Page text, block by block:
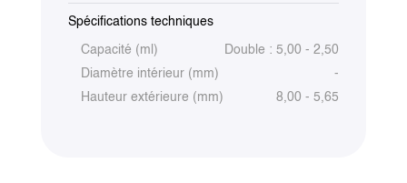
Spécifications techniques
Capacité (ml)
Double : 5,00 - 2,50
Diamètre intérieur (mm)
-
Hauteur extérieure (mm)
8,00 - 5,65